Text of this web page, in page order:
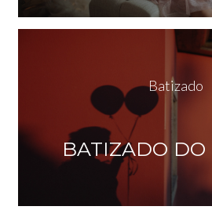
Batizado
BATIZADO DO